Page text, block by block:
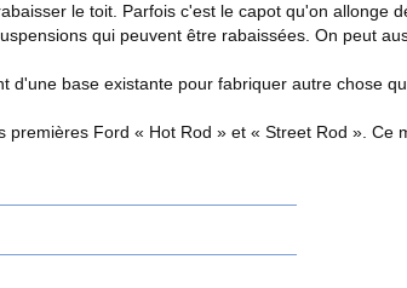
le toit. Parfois c'est le capot qu'on allonge
qui peuvent être rabaissées. On peut
base existante pour fabriquer autre chose
Ford « Hot Rod » et « Street Rod ». Ce